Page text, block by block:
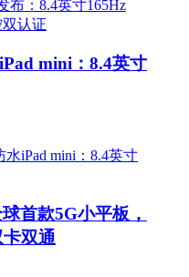
mini：8.4英寸
首款5G小平板，
双通